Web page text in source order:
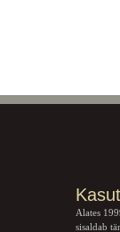
Alates
sisaldab